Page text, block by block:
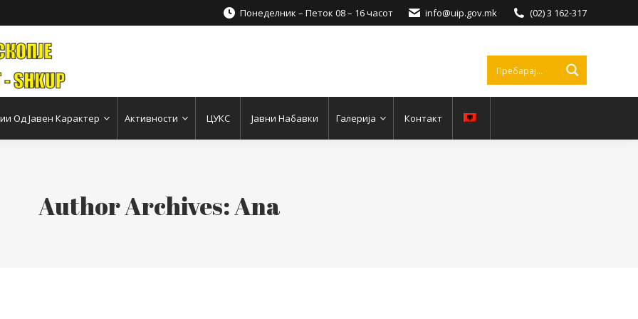
Понеделник – Петок 08 – 16 часот info@uip.gov.mk (02) 3 162-317
Од Јавен Карактер Активности ЦУКС Јавни Набавки Галерија Контакт
Author Archives:Ana